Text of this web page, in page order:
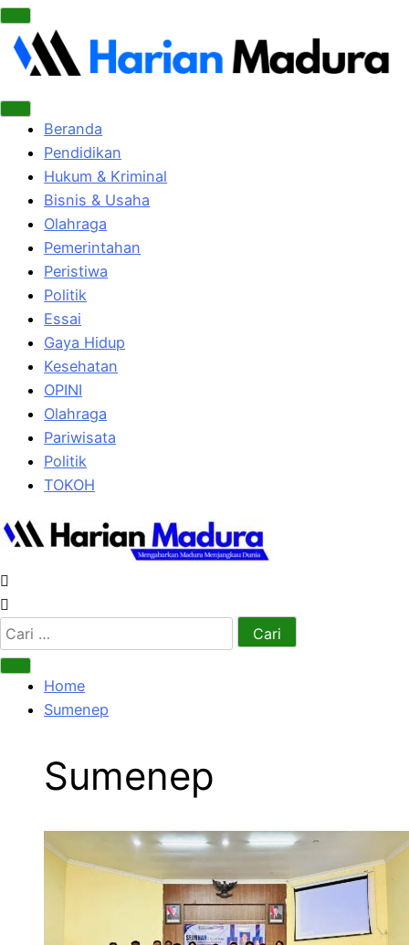
Beranda
Pendidikan
Hukum & Kriminal
Bisnis & Usaha
Olahraga
Pemerintahan
Peristiwa
Politik
Essai
Gaya Hidup
Kesehatan
OPINI
Olahraga
Pariwisata
Politik
TOKOH
Cari
untuk:
Home
Sumenep
Sumenep